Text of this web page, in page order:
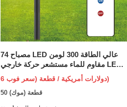
74 مصباح LED عالي الطاقة 300 لومن
مقاوم للماء مستشعر حركة خارجي LED
مصابيح حائط مصابيح حديقة تعمل بالطاقة
الشمسية
6 دولارات أمريكية / قطعة (سعر فوب)
50 قطعة (موك)